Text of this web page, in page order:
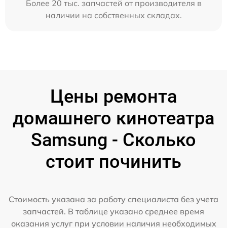
Более 20 тыс. запчастей от производителя в
наличии на собственных складах.
Цены ремонта
домашнего кинотеатра
Samsung - Сколько
стоит починить
Стоимость указана за работу специалиста без учета
запчастей. В таблице указано среднее время
оказания услуг при условии наличия необходимых